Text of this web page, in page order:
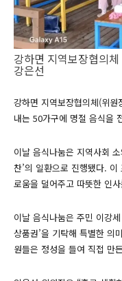
강하면 지역보장협의
강은선
강하면 지역보장협의체(위
내는 50가구에 명절 음식을
이날 음식나눔은 지역사회
찬’의 일환으로 진행됐다.
로움을 덜어주고 따뜻한 인
이날 음식나눔은 주민 이강
상품권’을 기탁해 특별한 의
원들은 정성을 들여 직접 만